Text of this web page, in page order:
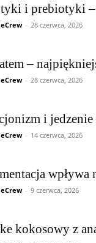
i prebiotyki –
- 28 czerwca, 2026
–
- 28 czerwca, 2026
i jedzenie
- 14 czerwca, 2026
- 9 czerwca, 2026
kokosowy z